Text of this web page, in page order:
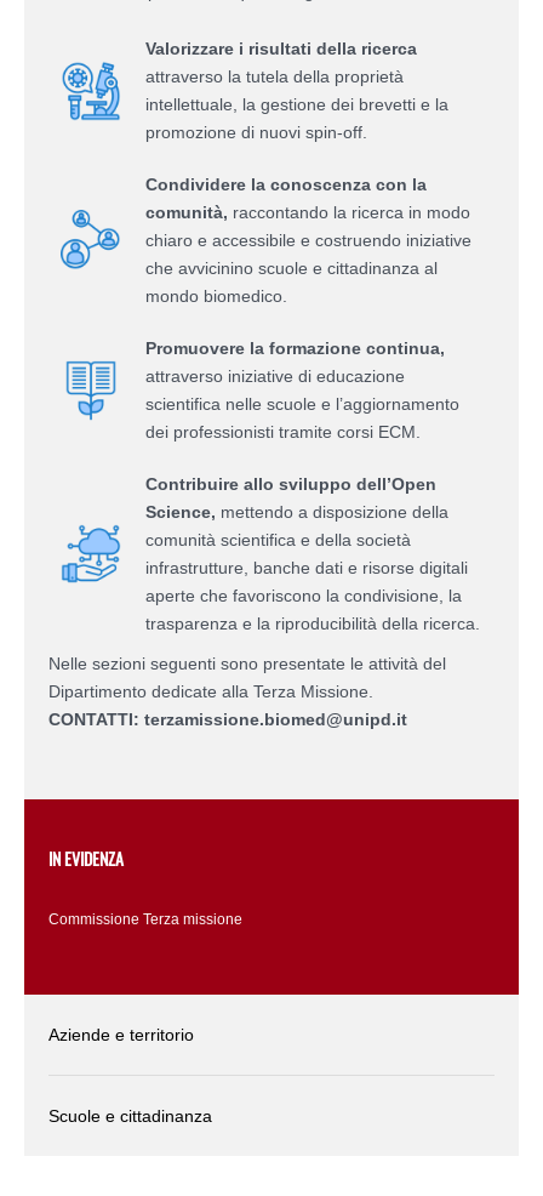
Valorizzare i risultati della ricerca
attraverso la tutela della proprietà
intellettuale, la gestione dei brevetti e la
promozione di nuovi spin-off.
Condividere la conoscenza con la
comunità, raccontando la ricerca in modo
chiaro e accessibile e costruendo iniziative
che avvicinino scuole e cittadinanza al
mondo biomedico.
Promuovere la formazione continua,
attraverso iniziative di educazione
scientifica nelle scuole e l’aggiornamento
dei professionisti tramite corsi ECM.
Contribuire allo sviluppo dell’Open
Science, mettendo a disposizione della
comunità scientifica e della società
infrastrutture, banche dati e risorse digitali
aperte che favoriscono la condivisione, la
trasparenza e la riproducibilità della ricerca.
Nelle sezioni seguenti sono presentate le attività del
Dipartimento dedicate alla Terza Missione.
CONTATTI: terzamissione.biomed@unipd.it
IN EVIDENZA
Commissione Terza missione
Aziende e territorio
Scuole e cittadinanza